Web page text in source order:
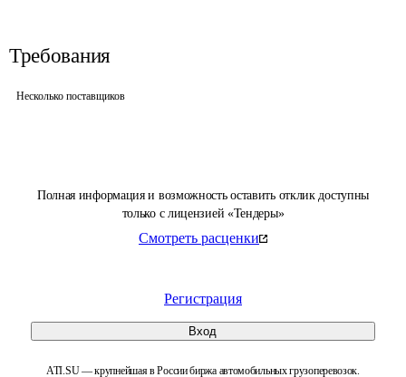
Полная информация и возможность оставить отклик доступны
только с лицензией «Тендеры»
Смотреть расценки
Регистрация
Вход
ATI.SU — крупнейшая в России биржа автомобильных грузоперевозок.
Требования
Несколько поставщиков